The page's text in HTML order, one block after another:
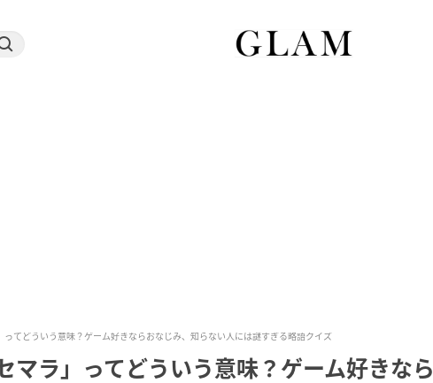
ってどういう意味？ゲーム好きならおなじみ、知らない人には謎すぎる略語クイズ
マラ」ってどういう意味？ゲーム好きなら